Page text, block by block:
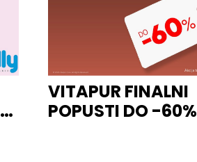
VITAPUR FINALNI
POPUSTI DO -60%